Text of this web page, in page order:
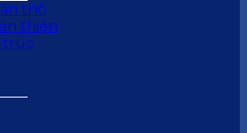
thô
thiện
trúc